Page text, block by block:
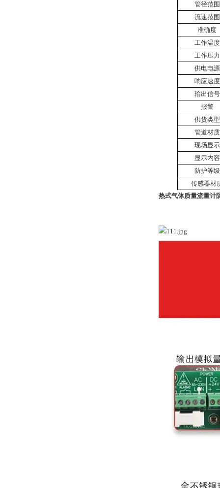
管径范围
流速范围
准确度
工作温度
工作压力
供电电源
响应速度
输出信号
报警
供货类型
管道材质
现场显示
显示内容
防护等级
传感器材
热式气体质量流量计